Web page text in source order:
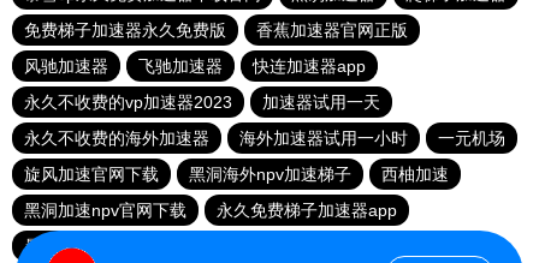
免费梯子加速器永久免费版
香蕉加速器官网正版
风驰加速器
飞驰加速器
快连加速器app
永久不收费的vp加速器2023
加速器试用一天
永久不收费的海外加速器
海外加速器试用一小时
一元机场
旋风加速官网下载
黑洞海外npv加速梯子
西柚加速
黑洞加速npv官网下载
永久免费梯子加速器app
暴雪加速器